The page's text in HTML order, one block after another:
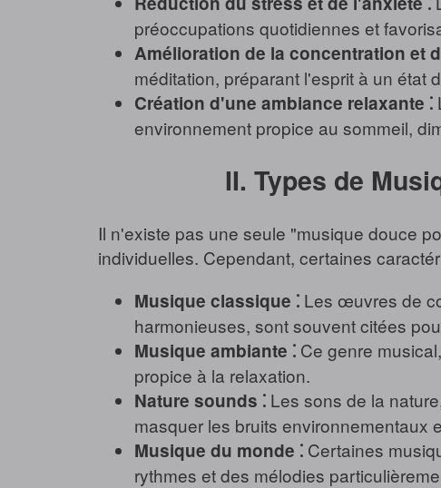
préoccupations quotidiennes et
Amélioration de la concentration et
méditation, préparant l'esprit à un état
Création d'une ambiance relaxante ⁚
environnement propice au sommeil,
II. Types de
Il n'existe pas une seule "musique douce
individuelles. Cependant, certaines
Musique classique ⁚Les œuvres de
harmonieuses, sont souvent citées
Musique ambiante ⁚Ce genre
propice à la relaxation.
Nature sounds ⁚Les sons de la
masquer les bruits environnementaux
Musique du monde ⁚Certaines
rythmes et des mélodies